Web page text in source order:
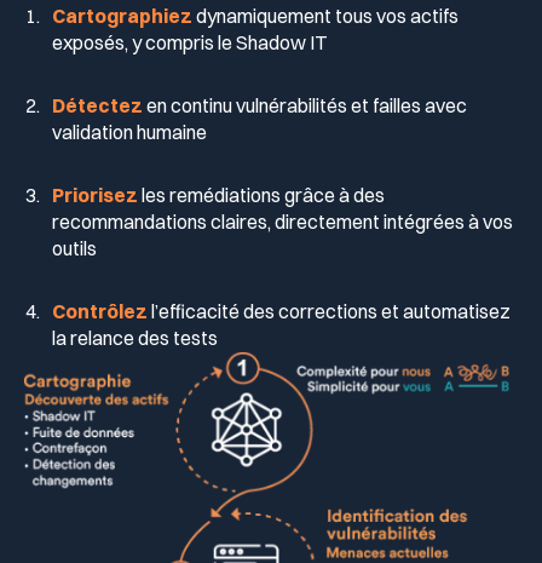
Cartographiez dynamiquement tous vos actifs
exposés, y compris le Shadow IT
Détectez en continu vulnérabilités et failles avec
validation humaine
Priorisez les remédiations grâce à des
recommandations claires, directement intégrées à vos
outils
Contrôlez l’efficacité des corrections et automatisez
la relance des tests